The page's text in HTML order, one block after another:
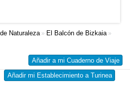
Naturaleza» El Balcón de Bizkaia»
Añadir a mi Cuaderno de Viaje
Añadir mi Establecimiento a Turinea